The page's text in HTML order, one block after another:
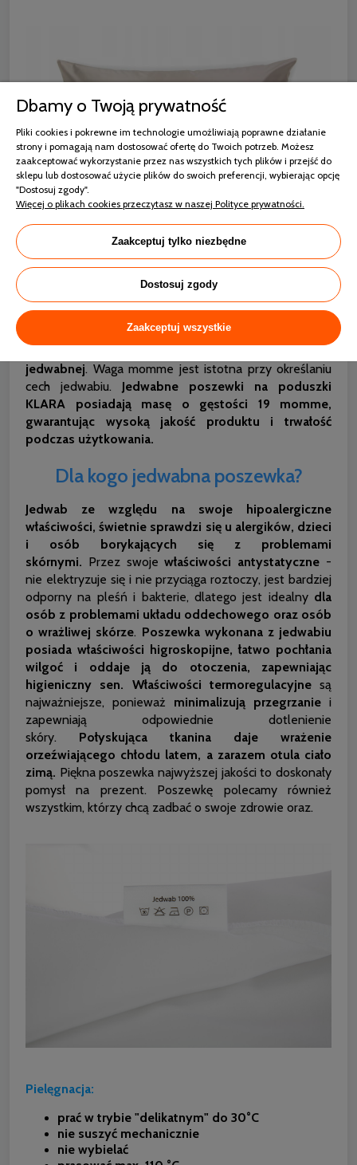
Co oznacza waga momme?
jedwabnej. Waga momme jest istotna przy określaniu
cech jedwabiu. Jedwabne poszewki na poduszki
KLARA posiadają masę o gęstości 19 momme,
gwarantując wysoką jakość produktu i trwałość
podczas użytkowania.
Dla kogo jedwabna poszewka?
Jedwab ze względu na swoje hipoalergiczne
właściwości, świetnie sprawdzi się u alergików, dzieci
i osób borykających się z problemami
skórnymi. Przez swojewłaściwości antystatyczne -
nie elektryzuje się i nie przyciąga roztoczy, jest bardziej
odporny na pleśń i bakterie, dlatego jest idealny dla
osób z problemami układu oddechowego oraz osób
o wrażliwej skórze. Poszewka wykonana z jedwabiu
posiada właściwości higroskopijne, łatwo pochłania
wilgoć i oddaje ją do otoczenia, zapewniając
higieniczny sen.
Właściwości termoregulacyjnesą
najważniejsze, ponieważ minimalizują przegrzanie i
zapewniają odpowiednie dotlenienie
skóry. Połyskująca tkanina daje wrażenie
orzeźwiającego chłodu latem, a zarazem otula ciało
zimą. Piękna poszewka najwyższej jakości to doskonały
pomysł na prezent. Poszewkę polecamy również
wszystkim, którzy chcą zadbać o swoje zdrowie oraz.
Pielęgnacja:
prać w trybie "delikatnym" do 30°C
nie suszyć mechanicznie
nie wybielać
Dbamy o Twoją prywatność
Pliki cookies i pokrewne im technologie umożliwiają poprawne działanie
strony i pomagają nam dostosować ofertę do Twoich potrzeb. Możesz
zaakceptować wykorzystanie przez nas wszystkich tych plików i przejść do
sklepu lub dostosować użycie plików do swoich preferencji, wybierając opcję
"Dostosuj zgody".
Więcej o plikach cookies przeczytasz w naszej Polityce prywatności.
Zaakceptuj tylko niezbędne
Dostosuj zgody
Zaakceptuj wszystkie